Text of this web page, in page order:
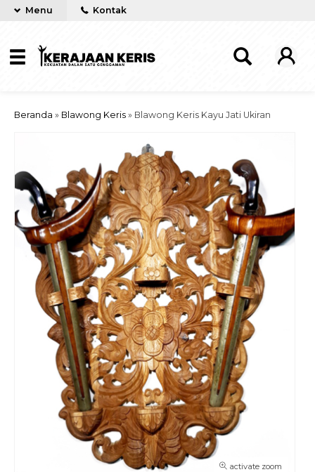
Menu Kontak
Beranda » Blawong Keris » Blawong Keris Kayu Jati Ukiran
activate zoom